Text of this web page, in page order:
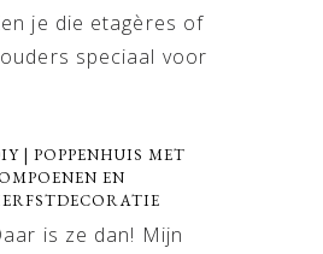
je die etagères of
speciaal voor
| POPPENHUIS MET
EN
is ze dan! Mijn